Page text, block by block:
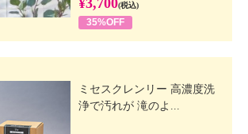
(税込)
35%OFF
ミセスクレンリー 高濃度洗
浄で汚れが 滝のよ...